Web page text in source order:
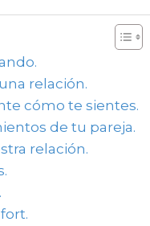
relación.
cómo te sientes.
de tu pareja.
relación.